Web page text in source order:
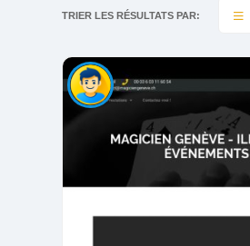
TRIER LES RÉSULTATS PAR: